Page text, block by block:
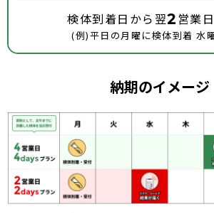
検体到着日から翌2営業
(例)平日の月曜に検体到着 水
納期のイメージ